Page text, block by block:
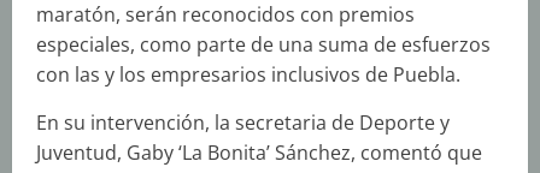
maratón, serán reconocidos con premios
especiales, como parte de una suma de esfuerzos
con las y los empresarios inclusivos de Puebla.
En su intervención, la secretaria de Deporte y
Juventud, Gaby ‘La Bonita’ Sánchez, comentó que